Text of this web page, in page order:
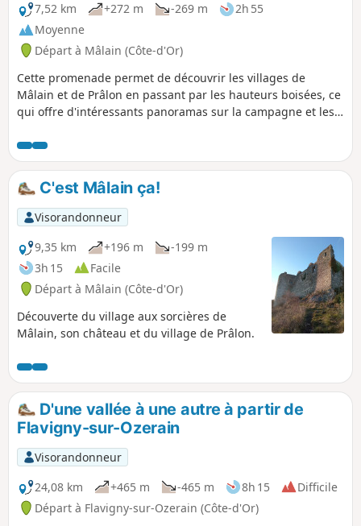
7,52 km
+272 m -269 m
2h 55
Moyenne
Départ à Mâlain (Côte-d'Or)
Cette promenade permet de découvrir les villages de
Mâlain et de Prâlon en passant par les hauteurs boisées, ce
qui offre d'intéressants panoramas sur la campagne et les
et le château de Mâlain, et les falaises de Baume la Roche.
On suit l'échine de la Vouivre, ce serpent de roches
calcaires qui circule entre les collines.
C'est Mâlain ça!
Visorandonneur
9,35 km
+196 m
-199 m
3h 15
Facile
Départ à Mâlain (Côte-d'Or)
Découverte du village aux sorcières de
Mâlain, son château et du village de Prâlon.
D'une vallée à une autre à partir de
Flavigny-sur-Ozerain
Visorandonneur
24,08 km
+465 m -465 m 8h 15
Difficile
Départ à Flavigny-sur-Ozerain (Côte-d'Or)